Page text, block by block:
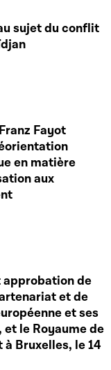
sujet du conflit
Fayot
en matière
aux
de
et de
et ses
le Royaume de
Bruxelles, le 14